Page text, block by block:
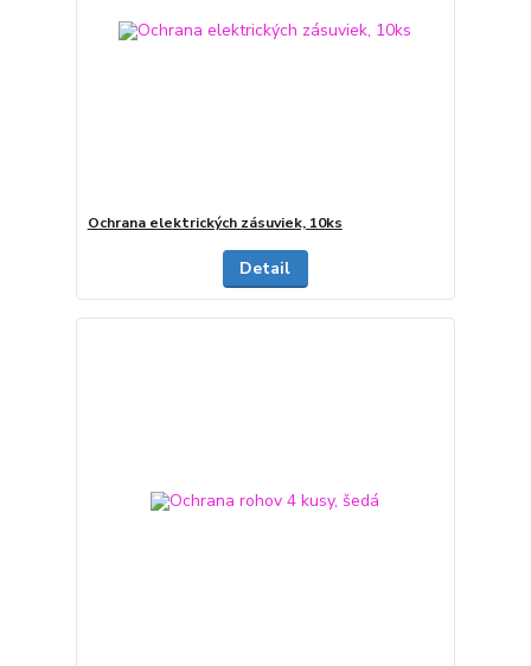
Ochrana elektrických zásuviek, 10ks
Detail